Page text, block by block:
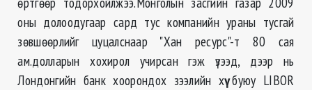
оны долоодугаар сард тус компанийн ураны тусгай
зөвшөөрлийг цуцалснаар "Хан ресурс"-т 80 сая
ам.долларын хохирол учирсан гэж үзээд, дээр нь
Лондонгийн банк хоорондох зээлийн хүү буюу LIBOR